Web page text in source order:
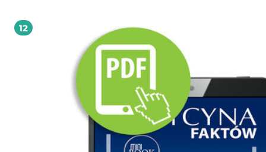
Korzyści ze stosowania preparatu złożonego z tych leków odniosą wszyscy
nadciśnieniem tętniczym, zwłaszcza ci z dużym ryzykiem sercowo-
miażdżycą, chorobą wieńcową czy zaburzeniami metabolicznymi.
12